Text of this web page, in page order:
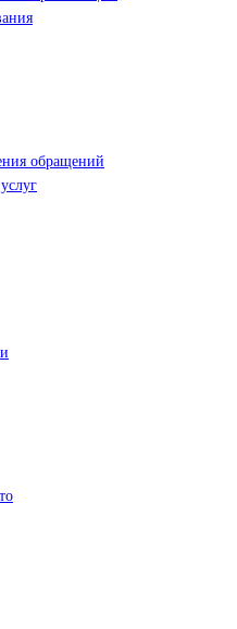
обращений